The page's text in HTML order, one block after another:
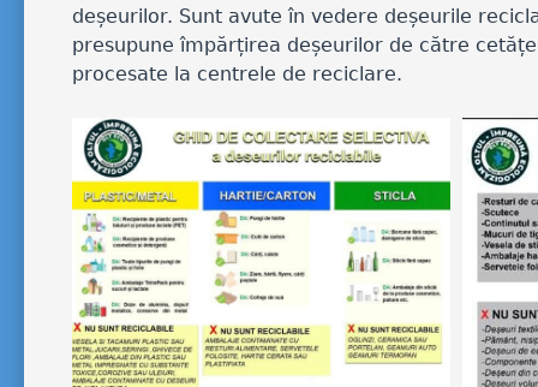
deșeurilor. Sunt avute în vedere deșeurile
presupune împărțirea deșeurilor de către
procesate la centrele de reciclare.